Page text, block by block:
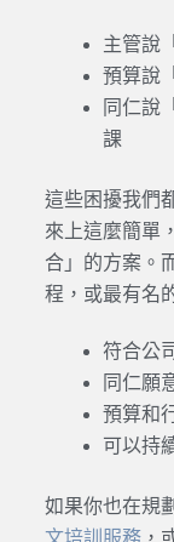
主管說
預算說
同仁說
課
這些困擾我們
來上這麼簡單
合」的方案。
程，或最有名
符合公
同仁願
預算和
可以持
如果你也在規
文培訓服務，